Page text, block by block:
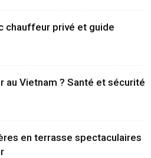
chauffeur privé et guide
au Vietnam ? Santé et sécurité
en terrasse spectaculaires